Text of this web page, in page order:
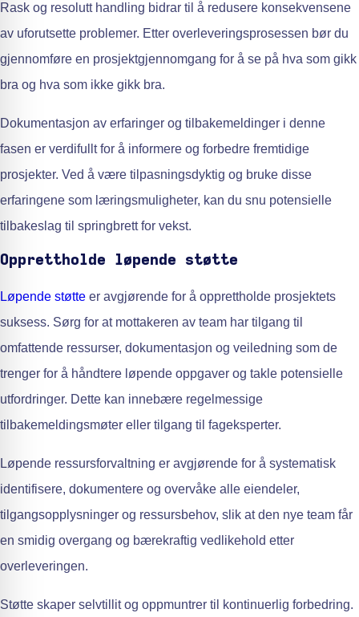
Rask og resolutt handling bidrar til å redusere konsekvensene
av uforutsette problemer. Etter overleveringsprosessen bør du
gjennomføre en prosjektgjennomgang for å se på hva som gikk
bra og hva som ikke gikk bra.
Dokumentasjon av erfaringer og tilbakemeldinger i denne
fasen er verdifullt for å informere og forbedre fremtidige
prosjekter. Ved å være tilpasningsdyktig og bruke disse
erfaringene som læringsmuligheter, kan du snu potensielle
tilbakeslag til springbrett for vekst.
Opprettholde løpende støtte
Løpende støtte er avgjørende for å opprettholde prosjektets
suksess. Sørg for at mottakeren av team har tilgang til
omfattende ressurser, dokumentasjon og veiledning som de
trenger for å håndtere løpende oppgaver og takle potensielle
utfordringer. Dette kan innebære regelmessige
tilbakemeldingsmøter eller tilgang til fageksperter.
Løpende ressursforvaltning er avgjørende for å systematisk
identifisere, dokumentere og overvåke alle eiendeler,
tilgangsopplysninger og ressursbehov, slik at den nye team får
en smidig overgang og bærekraftig vedlikehold etter
overleveringen.
Støtte skaper selvtillit og oppmuntrer til kontinuerlig forbedring.